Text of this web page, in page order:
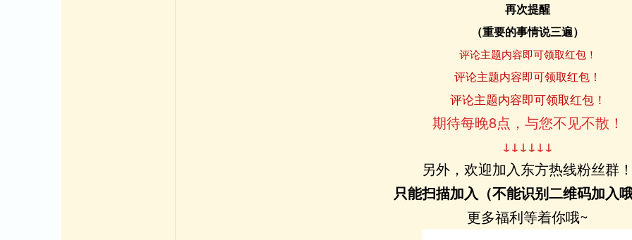
再次提醒
（重要的事情说三遍）
评论主题内容即可领取红包！
评论主题内容即可领取红包！
评论主题内容即可领取红包！
期待每晚8点，与您不见不散！
↓↓↓↓↓↓
另外，欢迎加入东方热线粉丝群！
只能扫描加入（不能识别二维码加入
更多福利等着你哦~